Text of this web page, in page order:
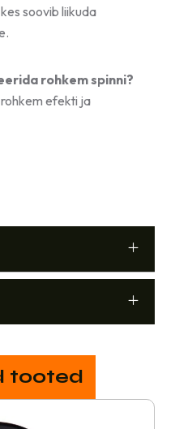
soovib liikuda
rohkem spinni?
efekti ja
tooted